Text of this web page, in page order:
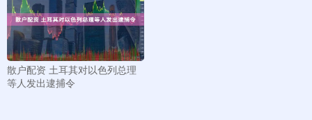
散户配资 土耳其对以色列总理
等人发出逮捕令